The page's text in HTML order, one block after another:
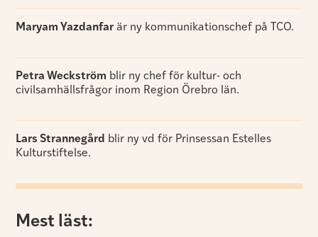
Maryam Yazdanfar är ny kommunikationschef på TCO.
Petra Weckström blir ny chef för kultur- och
civilsamhällsfrågor inom Region Örebro län.
Lars Strannegård blir ny vd för Prinsessan Estelles
Kulturstiftelse.
Mest läst: